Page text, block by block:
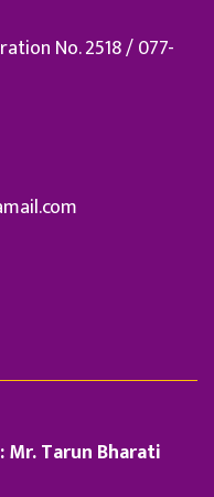
No. 2518 / 077-
Tarun Bharati